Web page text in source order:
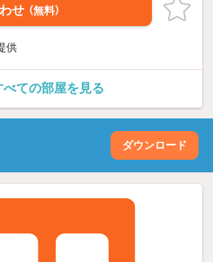
せ （無料）
供
ての部屋を見る
ダウンロード